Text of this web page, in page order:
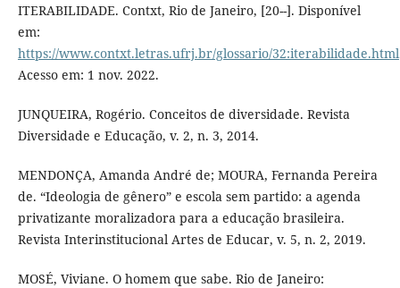
ITERABILIDADE. Contxt, Rio de Janeiro, [20--]. Disponível
em:
https://www.contxt.letras.ufrj.br/glossario/32:iterabilidade.html
Acesso em: 1 nov. 2022.
JUNQUEIRA, Rogério. Conceitos de diversidade. Revista
Diversidade e Educação, v. 2, n. 3, 2014.
MENDONÇA, Amanda André de; MOURA, Fernanda Pereira
de. “Ideologia de gênero” e escola sem partido: a agenda
privatizante moralizadora para a educação brasileira.
Revista Interinstitucional Artes de Educar, v. 5, n. 2, 2019.
MOSÉ, Viviane. O homem que sabe. Rio de Janeiro: